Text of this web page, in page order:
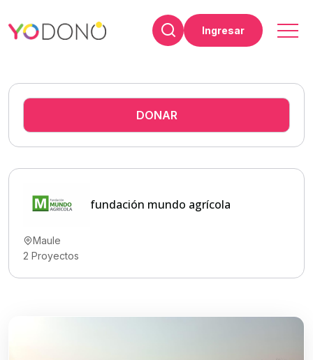
Ingresar
DONAR
fundación mundo agrícola
Maule
2 Proyectos